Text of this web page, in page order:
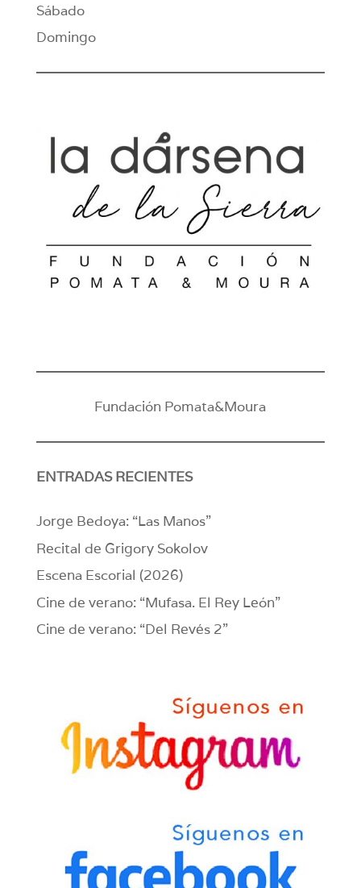
Sábado
Domingo
Fundación Pomata&Moura
ENTRADAS RECIENTES
Jorge Bedoya: “Las Manos”
Recital de Grigory Sokolov
Escena Escorial (2026)
Cine de verano: “Mufasa. El Rey León”
Cine de verano: “Del Revés 2”